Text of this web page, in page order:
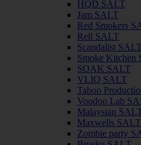
HQD SALT
Jam SALT
Red Smokers
Rell SALT
Scandalist
Smoke Kitchen
SOAK SALT
VLIQ SALT
Taboo
Voodoo Lab
Malaysian
Maxwells SALT
Zombie party